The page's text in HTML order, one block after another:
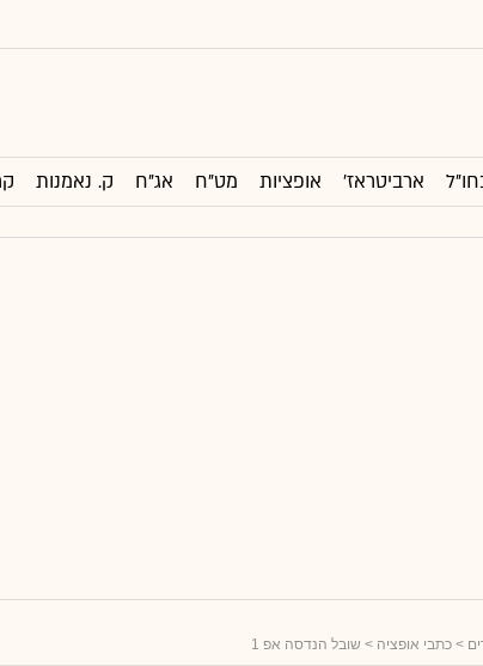
ארביטראז' אופציות מט"ח אג"ח ק. נאמנות
> כתבי אופציה > שובל הנדסה אפ 1